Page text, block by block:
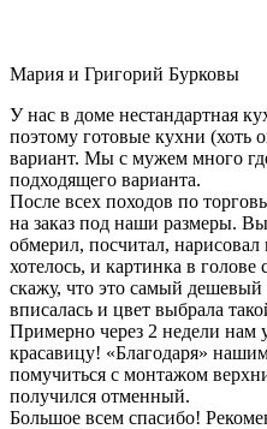
Мария и Григорий Бурковы
У нас в доме нестандартная
поэтому готовые кухни
вариант. Мы с мужем много
подходящего варианта.
После всех походов по
на заказ под наши размеры.
обмерил, посчитал,
хотелось, и картинка в
скажу, что это самый дешевый
вписалась и цвет выбрала
Примерно через 2 недели
красавицу! «Благодаря»
помучиться с монтажом
получился отменный.
Большое всем спасибо!